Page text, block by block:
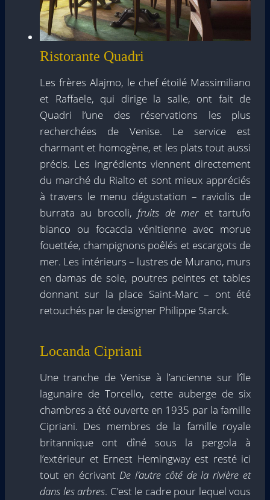
Ristorante Quadri
Les frères Alajmo, le chef étoilé Massimiliano
et Raffaele, qui dirige la salle, ont fait de
Quadri l’une des réservations les plus
recherchées de Venise. Le service est
charmant et homogène, et les plats tout aussi
précis. Les ingrédients viennent directement
du marché du Rialto et sont mieux appréciés
à travers le menu dégustation – raviolis de
burrata au brocoli, fruits de mer et tartufo
bianco ou focaccia vénitienne avec morue
fouettée, champignons poêlés et escargots de
mer. Les intérieurs – lustres de Murano, murs
en damas de soie, poutres peintes et tables
donnant sur la place Saint-Marc – ont été
retouchés par le designer Philippe Starck.
Locanda Cipriani
Une tranche de Venise à l’ancienne sur l’île
lagunaire de Torcello, cette auberge de six
chambres a été ouverte en 1935 par la famille
Cipriani. Des membres de la famille royale
britannique ont dîné sous la pergola à
l’extérieur et Ernest Hemingway est resté ici
tout en écrivant De l’autre côté de la rivière et
dans les arbres. C’est le cadre pour lequel vous